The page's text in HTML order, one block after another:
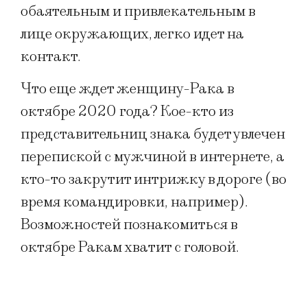
обаятельным и привлекательным в
лице окружающих, легко идет на
контакт.
Что еще ждет женщину-Рака в
октябре 2020 года? Кое-кто из
представительниц знака будет увлечен
перепиской с мужчиной в интернете, а
кто-то закрутит интрижку в дороге (во
время командировки, например).
Возможностей познакомиться в
октябре Ракам хватит с головой.